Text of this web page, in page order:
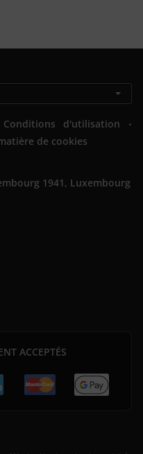
Conditions d'utilisation .
de cookies
1941, Luxembourg
ACCEPTÉS